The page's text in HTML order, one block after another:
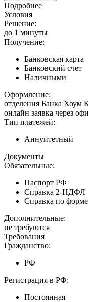
Подробнее
Условия
Решение:
до 1 минуты
Получение:
Банковская карта
Банковский счет
Наличными
Оформление:
отделения Банка Хоум
онлайн заявка через
Тип платежей:
Аннуитетный
Документы
Обязательные:
Паспорт РФ
Справка 2-НДФЛ
Справка по
Дополнительные:
не требуются
Требования
Гражданство:
РФ
Регистрация в РФ:
Постоянная